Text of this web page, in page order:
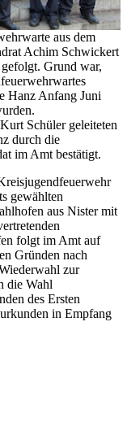
aus dem
Achim Schwickert
Grund war,
Hanz Anfang Juni
Schüler geleiteten
durch die
im Amt bestätigt.
gewählten
aus Nister mit
folgt im Amt auf
Gründen nach
zur
die Wahl
des Ersten
in Empfang